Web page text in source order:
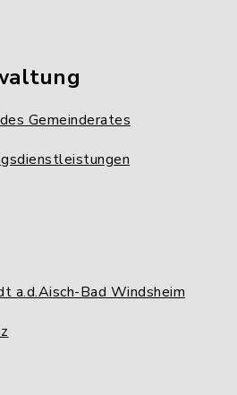
Gemeinderates
a.d.Aisch-Bad Windsheim